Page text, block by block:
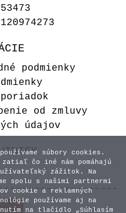
podmienky
poriadok
od zmluvy
údajov
súbory cookies.
čo iné nám pomáhajú
zážitok. Na
spolu s našimi partnermi
cookie a reklamných
používame aj na
na tlačidlo „Súhlasím